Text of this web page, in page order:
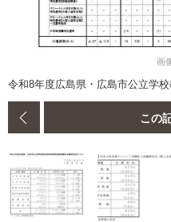
画
令和8年度広島県・広島市公立学
この